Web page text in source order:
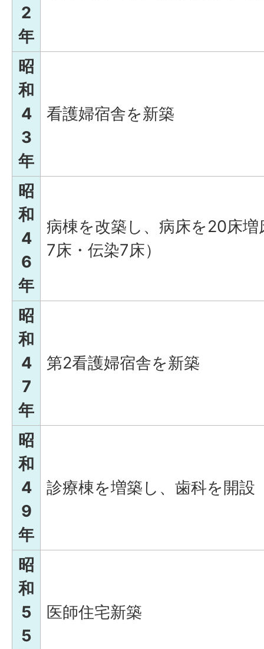
2
年
昭
和
4
3
年
看護婦宿舎を新築
昭
和
4
6
年
病棟を改築し、病床を20床
7床・伝染7床）
昭
和
4
7
年
第2看護婦宿舎を新築
昭
和
4
9
年
診療棟を増築し、歯科を開設
昭
和
5
5
医師住宅新築